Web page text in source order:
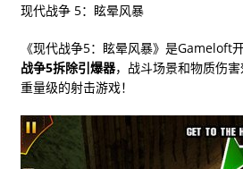
军军舰已进入台岛附近
以进入的领域
力潜艇(组图)
现代战争 5：眩晕风暴
《现代战争5：眩晕风暴》是Gameloft
战争5拆除引爆器，战斗场景和物质伤
重量级的射击游戏！